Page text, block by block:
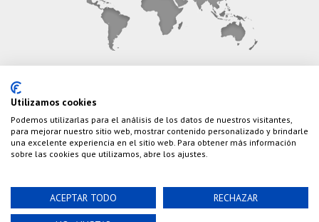
Teléfono: (+34) 626 495 499
E-Mail: info@cazaylibros.com
Powered by©Nao Grupo de Comunicación, S.L.
Utilizamos cookies
Podemos utilizarlas para el análisis de los datos de nuestros visitantes,
para mejorar nuestro sitio web, mostrar contenido personalizado y brindarle
una excelente experiencia en el sitio web. Para obtener más información
sobre las cookies que utilizamos, abre los ajustes.
ACEPTAR TODO RECHAZAR